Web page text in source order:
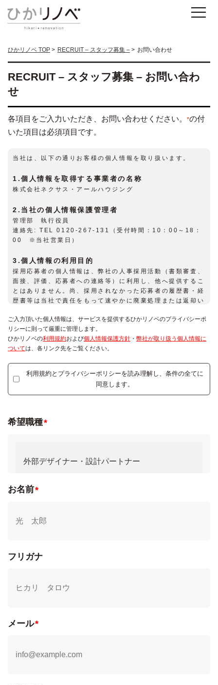
ひかリノベ TOP RECRUIT – スタッフ募集 – お問い合わせ
RECRUIT – スタッフ募集 – お問い合わ
せ
各項目をご入力いただき、お問い合わせください。 *の付
いた項目は必須項目です。
当社は、以下の通りお客様の個人情報を取り扱います。
1.個人情報を取得する事業者の名称
株式会社ネクサス・アールハウジング
2.当社の個人情報保護管理者
管理部 執行役員
連絡先: TEL 0120-267-131（受付時間：10：00～18：
00 ※当社営業日）
3.個人情報の利用目的
採用応募者の個人情報は、弊社の人事採用活動（書類審査、
面接、評価、応募者への連絡等）に利用し、他へ提供するこ
とはありません。尚、採用されなかった応募者の履歴書・経
歴書等は当社で責任をもって速やかに廃棄処理または返却い
4.個人情報の第三者提供
法令の要請に基づく場合を除き、取得した個人情報をご本人
の同意なく、第三者に提供することはありません。
5.個人情報の委託
当社は、上記3の利用目的の範囲内で、採用応募者情報の全
採用応募者は、弊社に対してご自身の個人情報の開示等(利
ことができます。その際、弊社はご本人を確認させていただ
株式会社ネクサス・アールハウジング
TEL: 0120-267-131（受付時間：10：00～18：00 ※
7.Googleアナリティクスの利用について
Googleアナリティクスを利用しております。Googleアナ
https://policies.google.com/privacy
プトアウトすることができます。詳細は以下のURLをご覧
ください。
ご入力頂いた個人情報は、サービスを提供するひかリノベのプライバシーポ
リシーに則って厳重に管理します。
ひかリノベの利用規約および個人情報保護方針 ・ 弊社が取り扱う個⼈情報に
ついては、各リンク先をご覧ください。
利用規約とプライバシーポリシーを読み理解し、条件の全てに
同意します。
希望職種
お名前
フリガナ
メール